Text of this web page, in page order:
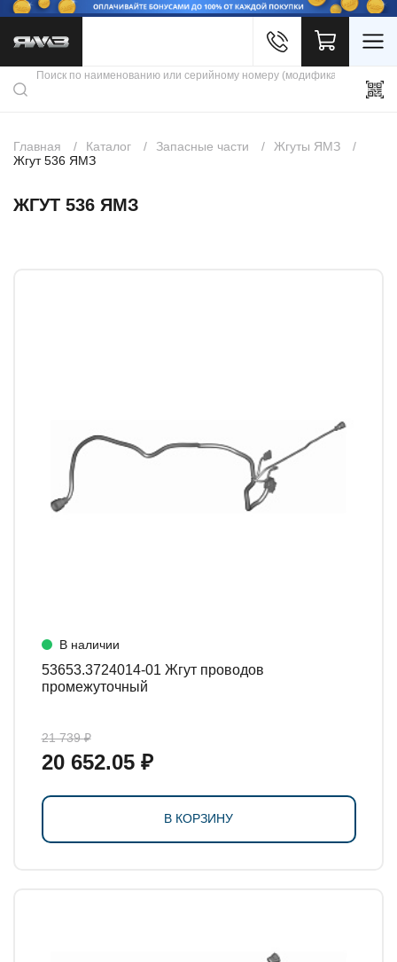
Каталог продукции
Скидки
Контакты
Главная Каталог Запасные части
Жгуты ЯМЗ
Жгут 536 ЯМЗ
ЖГУТ 536 ЯМЗ
В наличии
53653.3724014-01 Жгут проводов
промежуточный
21 739 ₽
20 652.05 ₽
В КОРЗИНУ